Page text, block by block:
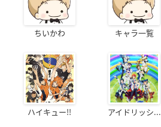
ちいかわ キャラ一覧
ハイキュー!! アイドリッシ...